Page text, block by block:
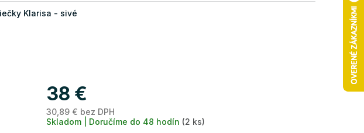
Klarisa - sivé
38 €
30,89 € bez DPH
Skladom | Doručíme do 48 hodín (2 ks)